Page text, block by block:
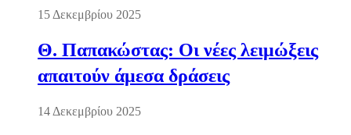
15 Δεκεμβρίου 2025
Θ. Παπακώστας: Οι νέες λειμώξεις
απαιτούν άμεσα δράσεις
14 Δεκεμβρίου 2025